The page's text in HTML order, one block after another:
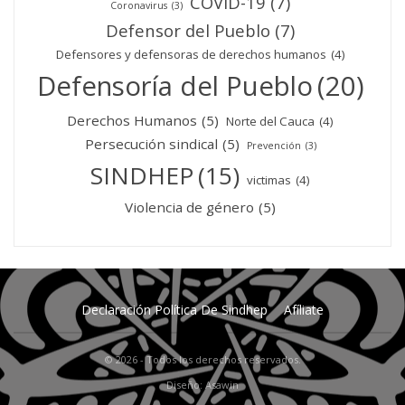
Coronavirus (3)
Defensor del Pueblo (7)
Defensores y defensoras de derechos humanos (4)
Defensoría del Pueblo(20)
Derechos Humanos (5) Norte del Cauca (4)
Persecución sindical (5) Prevención (3)
SINDHEP(15) victimas (4)
Violencia de género (5)
Declaración Política De Sindhep Afíliate
© 2026 - Todos los derechos reservados.
Diseño: Asawin